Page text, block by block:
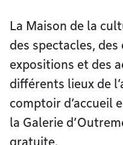
La Maison de la
des spectacles, des
expositions et des
différents lieux de
comptoir d’accueil
la Galerie
gratuite.